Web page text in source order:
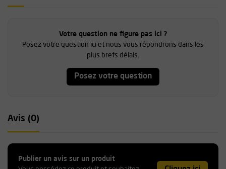
Votre question ne figure pas ici ?
Posez votre question ici et nous vous répondrons dans les
plus brefs délais.
Posez votre question
Avis (0)
Publier un avis sur un produit